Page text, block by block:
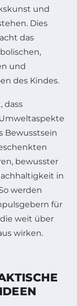
und
Dies
das
und
des Kindes.
dass
Bewusstsein
bewusster
in
werden
für
weit über
wirken.